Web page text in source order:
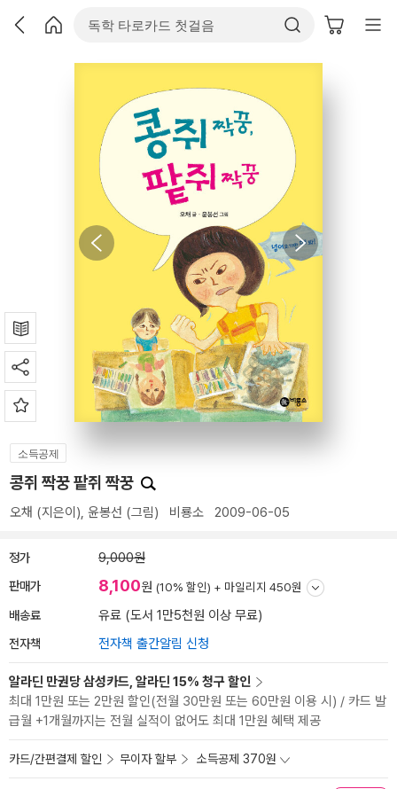
소득공제
콩쥐 짝꿍 팥쥐 짝꿍
오채 (지은이), 윤봉선 (그림) 비룡소 2009-06-05
정가 9,000원
판매가 8,100원 (10% 할인) + 마일리지 450원
배송료 유료 (도서 1만5천원 이상 무료)
전자책 전자책 출간알림 신청
알라딘 만권당 삼성카드, 알라딘 15% 청구 할인
최대 1만원 또는 2만원 할인(전월 30만원 또는 60만원 이용 시) / 카드 발
급월 +1개월까지는 전월 실적이 없어도 최대 1만원 혜택 제공
카드/간편결제 할인 무이자 할부 소득공제 370원